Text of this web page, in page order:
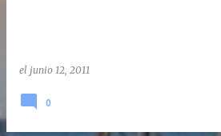
el junio 12, 2011
0